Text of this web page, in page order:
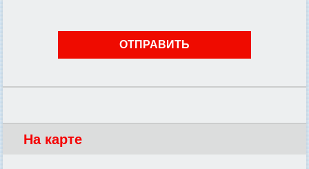
На карте